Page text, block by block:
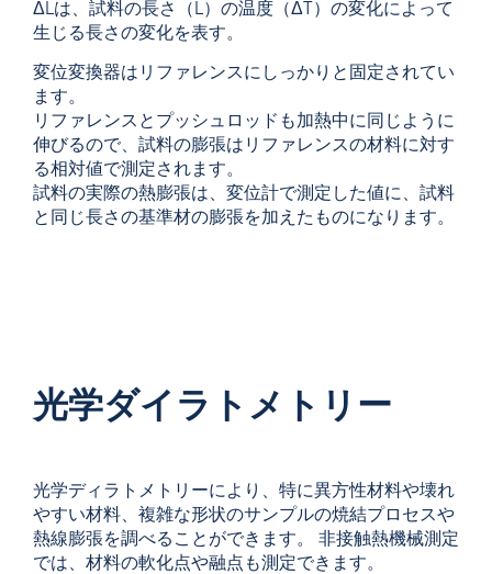
ΔLは、試料の長さ（L）の温度（ΔT）の変化によって
生じる長さの変化を表す。
変位変換器はリファレンスにしっかりと固定されてい
ます。
リファレンスとプッシュロッドも加熱中に同じように
伸びるので、試料の膨張はリファレンスの材料に対す
る相対値で測定されます。
試料の実際の熱膨張は、変位計で測定した値に、試料
と同じ長さの基準材の膨張を加えたものになります。
光学ダイラトメトリー
光学ディラトメトリーにより、特に異方性材料や壊れ
やすい材料、複雑な形状のサンプルの焼結プロセスや
熱線膨張を調べることができます。 非接触熱機械測定
では、材料の軟化点や融点も測定できます。